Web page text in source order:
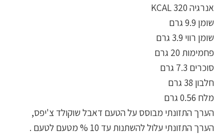
אנרגיה 320 KCAL
שומן 9.9 גרם
שומן רווי 3.9 גרם
פחמימות 20 גרם
סוכרים 7.3 גרם
חלבון 38 גרם
מלח 0.56 גרם
הערך התזונתי מבוסס על הטעם דאבל שוקולד צ'יפס,
הערך התזונתי עלול להשתנות עד 10 % מטעם לטעם .